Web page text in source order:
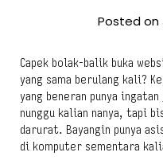
Posted on
Capek bolak-balik buka
yang sama berulang kali?
yang beneran punya
nunggu kalian nanya, tapi
darurat. Bayangin punya
di komputer sementara